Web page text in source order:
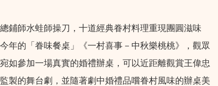
總鋪師水蛙師操刀，十道經典眷村料理重現團圓滋味
今年的「眷味餐桌」《一村喜事－中秋樂桃桃》，觀眾
宛如參加一場真實的婚禮辦桌，可以近距離觀賞王偉忠
監製的舞台劇，並隨著劇中婚禮品嚐眷村風味的辦桌美